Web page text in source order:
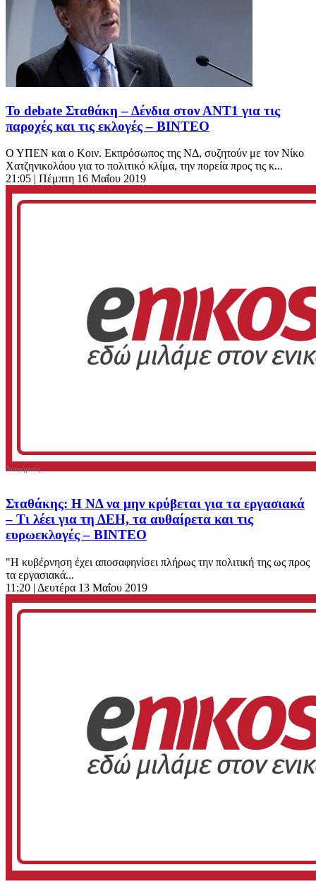
To debate Σταθάκη – Δένδια στον ΑΝΤ1 για τις
παροχές και τις εκλογές – ΒΙΝΤΕΟ
Ο ΥΠΕΝ και ο Κοιν. Εκπρόσωπος της ΝΔ, συζητούν με τον Νίκο
Χατζηνικολάου για το πολιτικό κλίμα, την πορεία προς τις κ...
21:05 | Πέμπτη 16 Μαΐου 2019
Σταθάκης: Η ΝΔ να μην κρύβεται για τα εργασιακά
– Τι λέει για τη ΔΕΗ, τα αυθαίρετα και τις
ευρωεκλογές – ΒΙΝΤΕΟ
"Η κυβέρνηση έχει αποσαφηνίσει πλήρως την πολιτική της ως προς
τα εργασιακά...
11:20 | Δευτέρα 13 Μαΐου 2019